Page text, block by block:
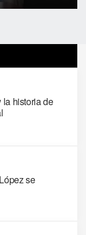
historia de
se